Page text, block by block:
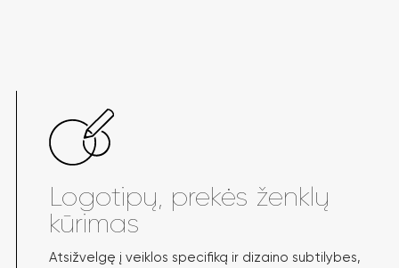
Logotipų, prekės ženklų
kūrimas
Atsižvelgę į veiklos specifiką ir dizaino subtilybes,